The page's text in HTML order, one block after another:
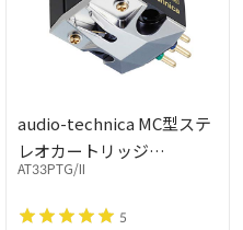
audio-technica MC型ステ
レオカートリッジ
AT33PTG/2
AT33PTG/II
5